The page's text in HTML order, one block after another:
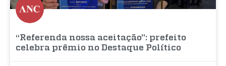
“Referenda nossa aceitação”: prefeito
celebra prêmio no Destaque Político